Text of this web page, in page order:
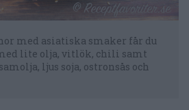
med asiatiska smaker får du
lite olja, vitlök, chili samt
ljus soja, ostronsås och